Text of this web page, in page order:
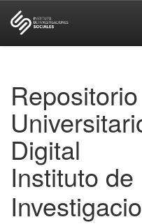
Repositorio
Digital
Instituto de